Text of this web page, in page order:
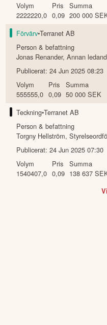
Volym
2222220,0
Pris
0,09
Summa
200 000
Förvärv•Terranet AB
Person & befattning
Jonas Renander,Annan
Publicerat:24 Jun 2025 08:23
Volym
555555,0
Pris
0,09
Summa
50 000 SEK
Teckning•Terranet AB
Person & befattning
Torgny Hellström,
Publicerat:24 Jun 2025 07:30
Volym
1540407,0
Pris
0,09
Summa
138 637